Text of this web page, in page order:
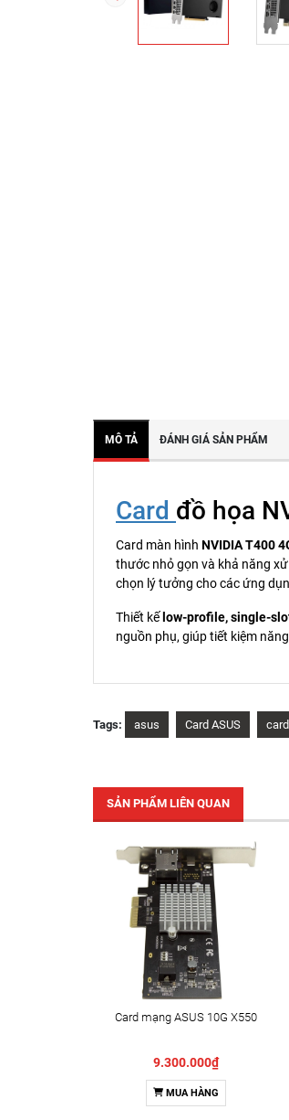
MÔ TẢ ĐÁNH GIÁ SẢN PHẨM
Card đồ họa
Card màn hình NVIDIA T400
thước nhỏ gọn và khả năng
chọn lý tưởng cho các ứng
Thiết kế low-profile, single-
nguồn phụ, giúp tiết kiệm
Tags: asus Card ASUS card
SẢN PHẨM LIÊN QUAN
Card mạng ASUS 10G X550
9.300.000₫
MUA HÀNG